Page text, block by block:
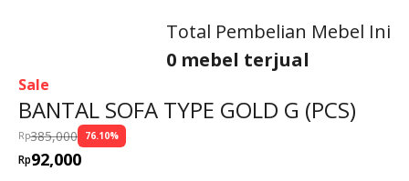
Total Pembelian Mebel Ini
0 mebel terjual
Sale
BANTAL SOFA TYPE GOLD G (PCS)
Rp385,000 76.10%
Rp92,000